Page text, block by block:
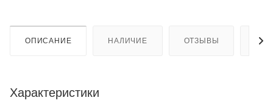
ОПИСАНИЕ НАЛИЧИЕ ОТЗЫВЫ
Характеристики